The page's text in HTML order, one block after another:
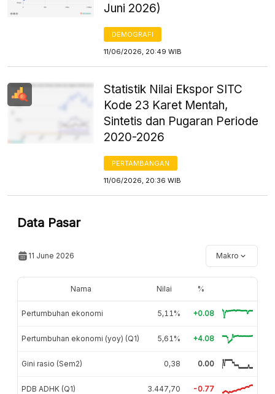
Juni 2026)
DEMOGRAFI
11/06/2026, 20:49 WIB
Statistik Nilai Ekspor SITC
Kode 23 Karet Mentah,
Sintetis dan Pugaran Periode
2020-2026
PERTAMBANGAN
11/06/2026, 20:36 WIB
Data Pasar
11 June 2026 Makro
Nama Nilai %
Pertumbuhan ekonomi 5,11% +0.08
Pertumbuhan ekonomi (yoy) (Q1) 5,61% +4.08
Gini rasio (Sem2) 0,38 0.00
PDB ADHK (Q1) 3.447,70 -0.77